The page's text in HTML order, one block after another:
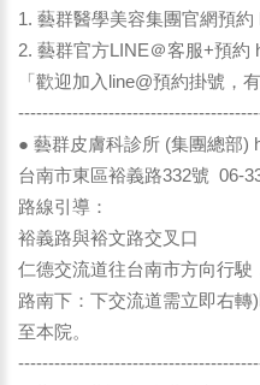
1. 藝群醫學美容集團官網預約
2. 藝群官方LINE＠客服+預約
「歡迎加入line@預約掛號，
● 藝群皮膚科診所 (集團總部)
台南市東區裕義路332號 06-
路線引導：
裕義路與裕文路交叉口
仁德交流道往台南市方向行
路南下：下交流道需立即右
至本院。